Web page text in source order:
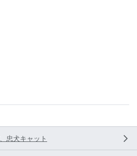
忠犬キャット